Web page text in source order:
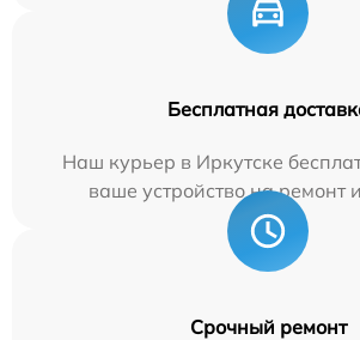
Бесплатная
Наш курьер в Иркутске
ваше устройство на ремонт
Срочный ремонт